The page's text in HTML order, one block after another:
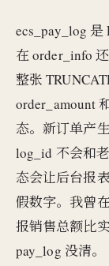
ecs_pay_log
在 order_info
整张
order_amount
态。新订单产
log_id 不会和
态会让后台报
假数字。我曾
报销售总额比
pay_log 没清。